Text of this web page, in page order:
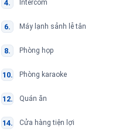
Intercom
Máy lạnh sảnh lễ tân
Phòng họp
Phòng karaoke
Quán ăn
Cửa hàng tiện lợi